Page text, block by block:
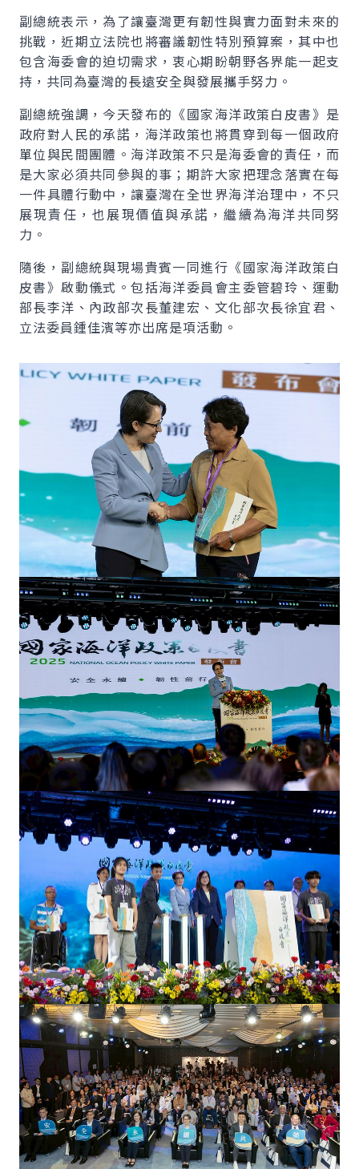
副總統表示，為了讓臺灣更有韌性與實力面對未來的
挑戰，近期立法院也將審議韌性特別預算案，其中也
包含海委會的迫切需求，衷心期盼朝野各界能一起支
持，共同為臺灣的長遠安全與發展攜手努力。
副總統強調，今天發布的《國家海洋政策白皮書》是
政府對人民的承諾，海洋政策也將貫穿到每一個政府
單位與民間團體。海洋政策不只是海委會的責任，而
是大家必須共同參與的事；期許大家把理念落實在每
一件具體行動中，讓臺灣在全世界海洋治理中，不只
展現責任，也展現價值與承諾，繼續為海洋共同努
力。
隨後，副總統與現場貴賓一同進行《國家海洋政策白
皮書》啟動儀式。包括海洋委員會主委管碧玲、運動
部長李洋、內政部次長董建宏、文化部次長徐宜君、
立法委員鍾佳濱等亦出席是項活動。